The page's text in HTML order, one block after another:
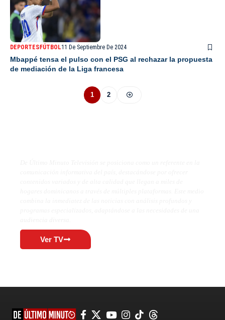
DEPORTESFÚTBOL11 De Septiembre De 2024
Mbappé tensa el pulso con el PSG al rechazar la propuesta
de mediación de la Liga francesa
1 2
Ver TV